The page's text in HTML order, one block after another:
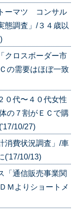
ーマツ コンサル
態調査」/３４歳以
クロスボーダー市
の需要はほぼ一致
０代〜４０代女性
の７割がＥＣで購
10/27)
消費状況調査」/車
('17/10/13)
「通信販売事業関
Ｍよりショートメ